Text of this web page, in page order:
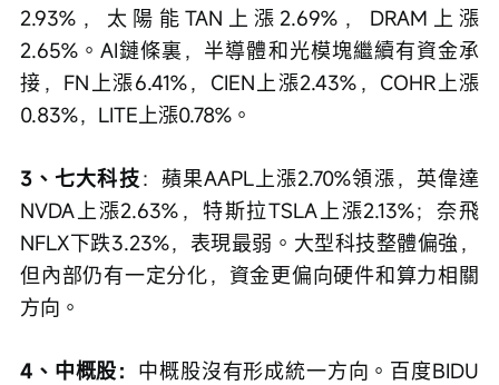
2.93%，太陽能TAN上漲2.69%，DRAM上漲
2.65%。AI鏈條裏，半導體和光模塊繼續有資金承
接，FN上漲6.41%，CIEN上漲2.43%，COHR上漲
0.83%，LITE上漲0.78%。
3、七大科技：蘋果AAPL上漲2.70%領漲，英偉達
NVDA上漲2.63%，特斯拉TSLA上漲2.13%；奈飛
NFLX下跌3.23%，表現最弱。大型科技整體偏強，
但內部仍有一定分化，資金更偏向硬件和算力相關
方向。
4、中概股： 中概股沒有形成統一方向。百度BIDU